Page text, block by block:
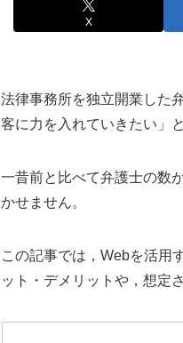
X
法律事務所を独立開業した
客に力を入れていきたい」
一昔前と比べて弁護士の数
かせません。
この記事では，Webを活用
ット・デメリットや，想定